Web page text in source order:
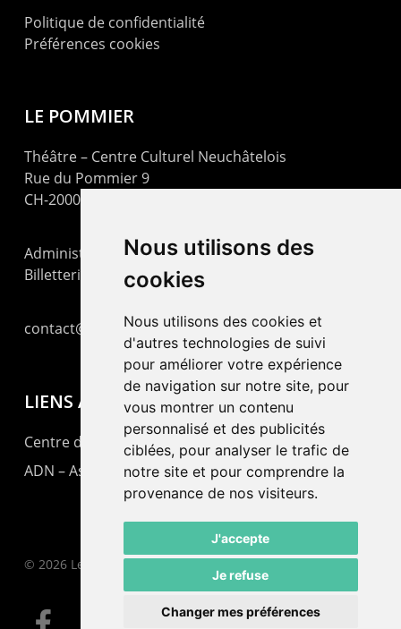
Nous utilisons des
cookies
Nous utilisons des cookies et
d'autres technologies de suivi
pour améliorer votre expérience
de navigation sur notre site, pour
vous montrer un contenu
personnalisé et des publicités
ciblées, pour analyser le trafic de
notre site et pour comprendre la
provenance de nos visiteurs.
J'accepte
Je refuse
Changer mes préférences
Politique de confidentialité
Préférences cookies
LE POMMIER
Théâtre – Centre Culturel Neuchâtelois
Rue du Pommier 9
CH-2000 Neuchâtel
Administration : +41 32 725 03 03
Billetterie : +41 32 725 05 05
contact@lepommier.ch
LIENS AMIS
Centre de culture ABC
ADN – Association Danse Neuchâtel
© 2026 Le Pommier.
facebook email